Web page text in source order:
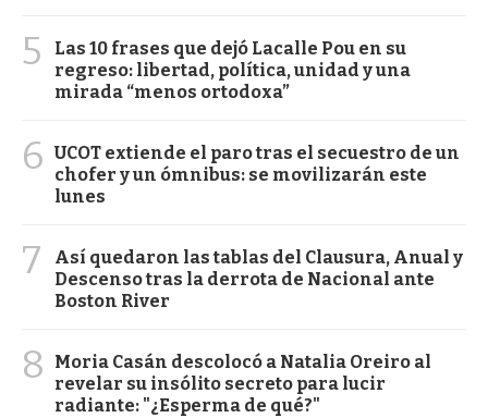
5
Las 10 frases que dejó Lacalle Pou en su
regreso: libertad, política, unidad y una
mirada “menos ortodoxa”
6 UCOT extiende el paro tras el secuestro de un
chofer y un ómnibus: se movilizarán este
lunes
7
Así quedaron las tablas del Clausura, Anual y
Descenso tras la derrota de Nacional ante
Boston River
8
Moria Casán descolocó a Natalia Oreiro al
revelar su insólito secreto para lucir
radiante: "¿Esperma de qué?"